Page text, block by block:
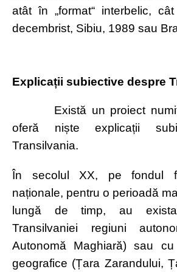
atât în „format“ interbelic,
decembrist, Sibiu, 1989 sau
Explicații subiective despre
Există un proiect numit
oferă niște explicații
Transilvania.
În secolul XX, pe fondul
naționale, pentru o perioadă
lungă de timp, au
Transilvaniei regiuni
Autonomă Maghiară) sau
geografice (Țara Zarandului,